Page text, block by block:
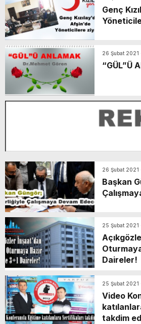
Genç
26 Şubat 2021
“GÜL”Ü
26 Şubat 2021
Başkan
25 Şubat 2021
Daireler!
25 Şubat 2021
Video
takdim